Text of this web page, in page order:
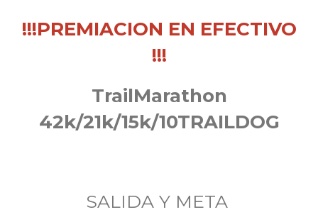
!!!PREMIACION EN EFECTIVO
!!!
TrailMarathon
42k/21k/15k/10TRAILDOG
SALIDA Y META